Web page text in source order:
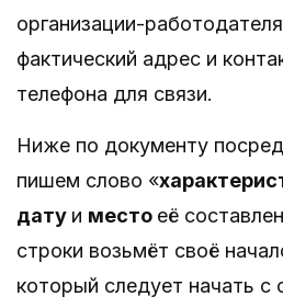
организации-
фактический адрес и
телефона для связи.
Ниже по документу
пишем слово «
дату и место её
строки возьмёт своё
который следует начать